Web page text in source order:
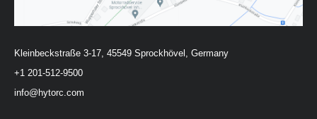
Kleinbeckstraße 3-17, 45549 Sprockhövel, Germany
+1 201-512-9500
info@hytorc.com